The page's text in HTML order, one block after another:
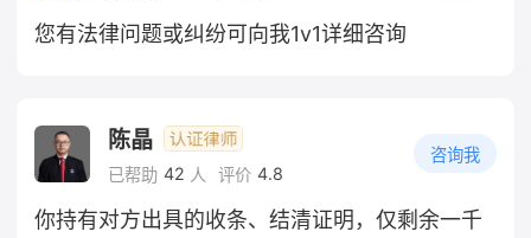
您有法律问题或纠纷可向我1v1详细咨询
陈晶
已帮助 42 人 评价 4.8
咨询我
你持有对方出具的收条、结清证明，仅剩余一千